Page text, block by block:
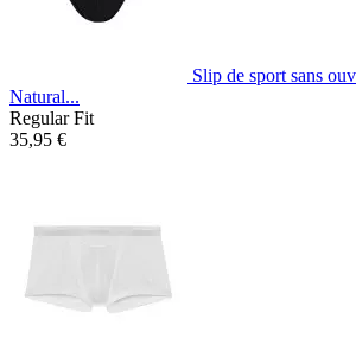
Slip de sport sans
Natural...
Regular Fit
35,95 €